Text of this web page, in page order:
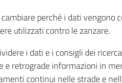
perché i dati
utilizzati contro le zanzare.
i dati e i consigli dei
retrograde informazioni in
continui nelle strade e